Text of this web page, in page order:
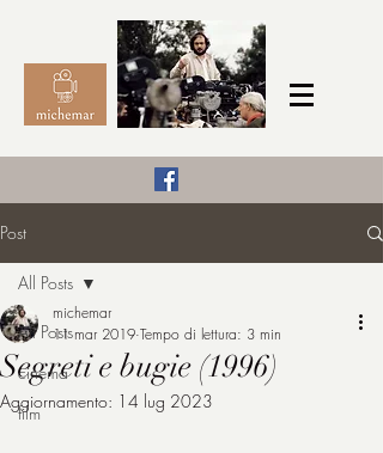
michemar
Post
All Posts
cinema
film
All Posts
Segreti e bugie (1996)
michemar
11 mar 2019 Tempo di lettura: 3 min
Aggiornamento: 14 lug 2023